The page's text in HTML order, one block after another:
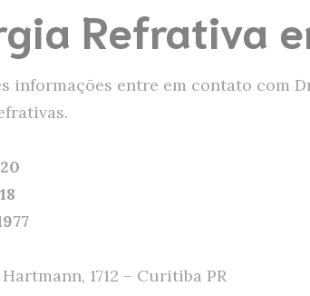
Refrativa
informações entre em contato com
1712 – Curitiba PR